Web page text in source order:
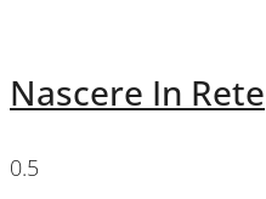
Nascere In Rete